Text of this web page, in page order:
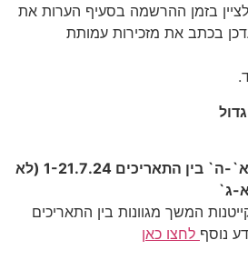
בזמן ההרשמה בסעיף הערות את
בכתב את מזכירות עמותת
התכנית תתקיים בימים א`-ה` בין התאריכים 1-21.7.24 (לא
ג`
המשך מגוונות בין התאריכים
לחצו כאן